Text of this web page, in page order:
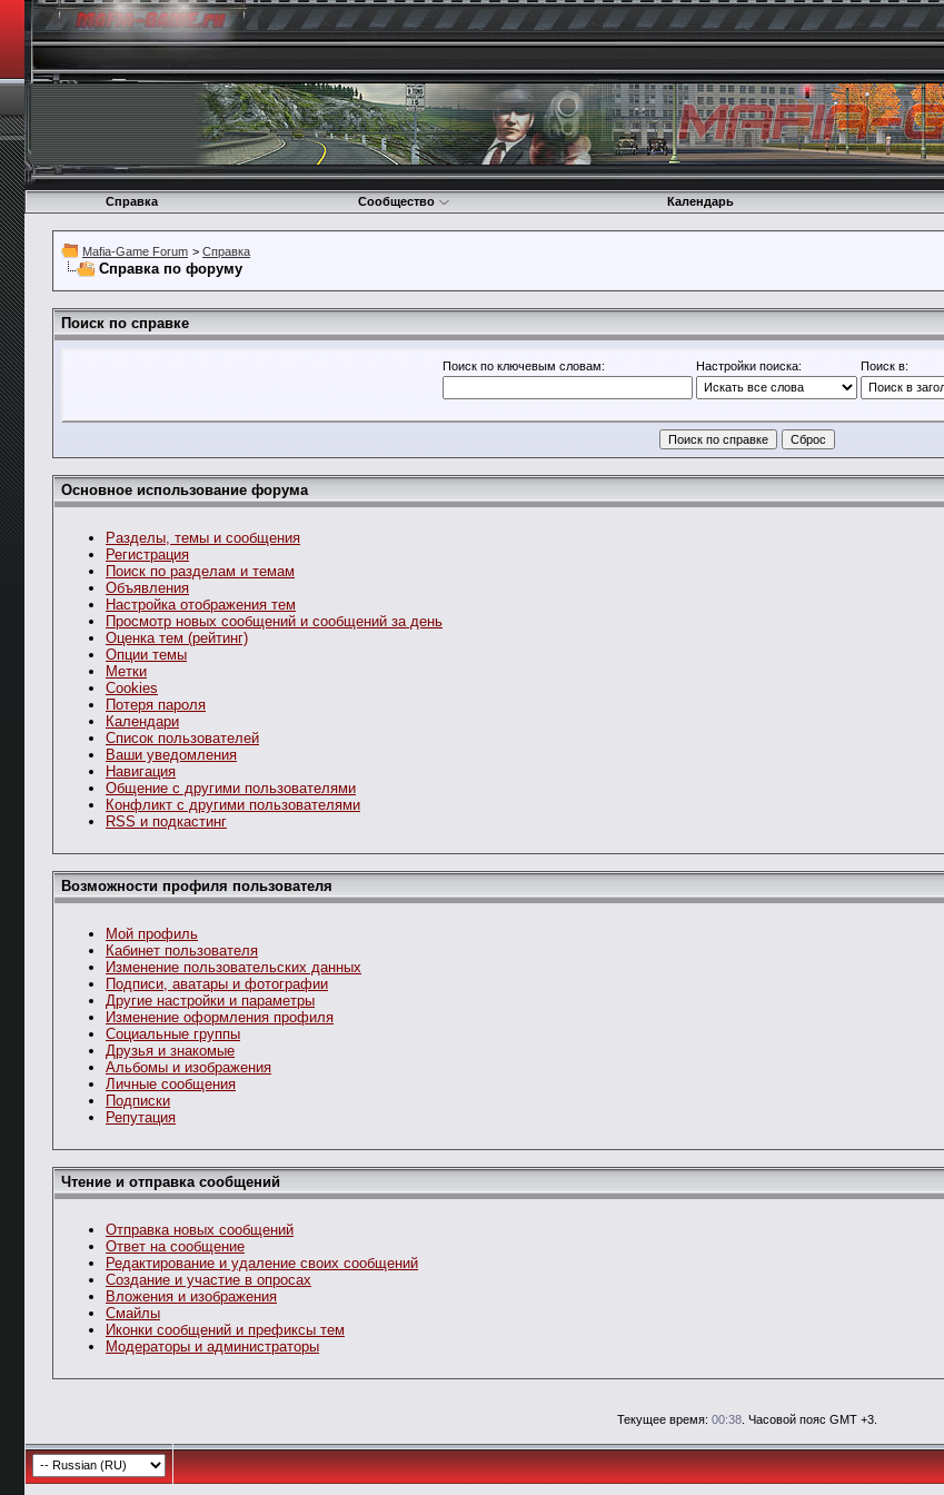
Справка Сообщество Календарь
Mafia-Game Forum > Справка
Справка по форуму
Поиск по справке
Поиск по ключевым словам: Настройки поиска: Поиск в:
Основное использование форума
Разделы, темы и сообщения
Регистрация
Поиск по разделам и темам
Объявления
Настройка отображения тем
Просмотр новых сообщений и сообщений за день
Оценка тем (рейтинг)
Опции темы
Метки
Cookies
Потеря пароля
Календари
Список пользователей
Ваши уведомления
Навигация
Общение с другими пользователями
Конфликт с другими пользователями
RSS и подкастинг
Возможности профиля пользователя
Мой профиль
Кабинет пользователя
Изменение пользовательских данных
Подписи, аватары и фотографии
Другие настройки и параметры
Изменение оформления профиля
Социальные группы
Друзья и знакомые
Альбомы и изображения
Личные сообщения
Подписки
Репутация
Чтение и отправка сообщений
Отправка новых сообщений
Ответ на сообщение
Редактирование и удаление своих сообщений
Создание и участие в опросах
Вложения и изображения
Смайлы
Иконки сообщений и префиксы тем
Модераторы и администраторы
Текущее время: 00:38 . Часовой пояс GMT +3.